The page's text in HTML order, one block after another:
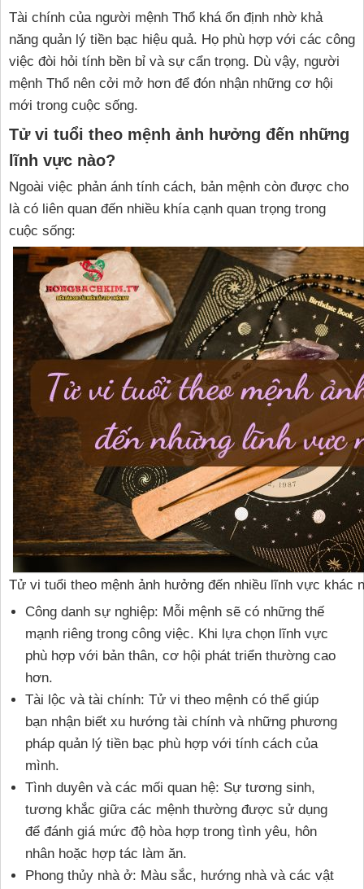
Tài chính của người mệnh Thổ khá ổn định nhờ khả
năng quản lý tiền bạc hiệu quả. Họ phù hợp với các công
việc đòi hỏi tính bền bỉ và sự cẩn trọng. Dù vậy, người
mệnh Thổ nên cởi mở hơn để đón nhận những cơ hội
mới trong cuộc sống.
Tử vi tuổi theo mệnh ảnh hưởng đến những
lĩnh vực nào?
Ngoài việc phản ánh tính cách, bản mệnh còn được cho
là có liên quan đến nhiều khía cạnh quan trọng trong
cuộc sống:
Tử vi tuổi theo mệnh ảnh hưởng đến nhiều lĩnh vực khác
Công danh sự nghiệp: Mỗi mệnh sẽ có những thế
mạnh riêng trong công việc. Khi lựa chọn lĩnh vực
phù hợp với bản thân, cơ hội phát triển thường cao
hơn.
Tài lộc và tài chính: Tử vi theo mệnh có thể giúp
bạn nhận biết xu hướng tài chính và những phương
pháp quản lý tiền bạc phù hợp với tính cách của
mình.
Tình duyên và các mối quan hệ: Sự tương sinh,
tương khắc giữa các mệnh thường được sử dụng
để đánh giá mức độ hòa hợp trong tình yêu, hôn
nhân hoặc hợp tác làm ăn.
Phong thủy nhà ở: Màu sắc, hướng nhà và các vật